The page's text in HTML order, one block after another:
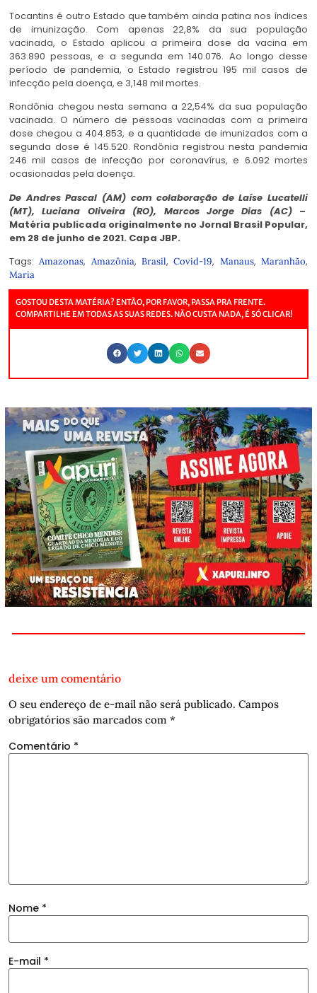
Tocantins é outro Estado que também ainda patina nos índices
de imunização. Com apenas 22,8% da sua população
vacinada, o Estado aplicou a primeira dose da vacina em
363.890 pessoas, e a segunda em 140.076. Ao longo desse
período de pandemia, o Estado registrou 195 mil casos de
infecção pela doença, e 3,148 mil mortes.
Rondônia chegou nesta semana a 22,54% da sua população
vacinada. O número de pessoas vacinadas com a primeira
dose chegou a 404.853, e a quantidade de imunizados com a
segunda dose é 145.520. Rondônia registrou nesta pandemia
246 mil casos de infecção por coronavírus, e 6.092 mortes
ocasionadas pela doença.
De Andres Pascal (AM) com colaboração de Laíse Lucatelli
(MT), Luciana Oliveira (RO), Marcos Jorge Dias (AC) –
Matéria publicada originalmente no Jornal Brasil Popular,
em 28 de junho de 2021. Capa JBP.
Tags:Amazonas, Amazônia,Brasil,Covid-19, Manaus,Maranhão,
Maria
GOSTOU DESTA MATÉRIA? ENTÃO, POR FAVOR, PASSA PRA FRENTE.
COMPARTILHE EM TODAS AS SUAS REDES. NÃO CUSTA NADA, É SÓ CLICAR!
deixe um comentário
O seu endereço de e-mail não será publicado. Campos
obrigatórios são marcados com *
Comentário *
Nome *
E-mail *